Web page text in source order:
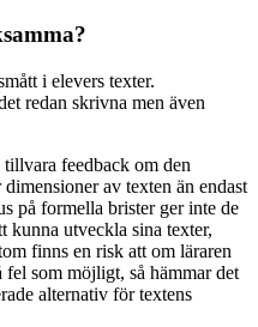
i elevers texter.
redan skrivna men även
feedback om den
av texten än endast
på formella brister ger inte de
kunna utveckla sina texter,
finns en risk att om läraren
fel som möjligt, så hämmar det
alternativ för textens